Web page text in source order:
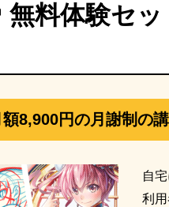
無料体験セ
8,900円の月謝制の
自
利